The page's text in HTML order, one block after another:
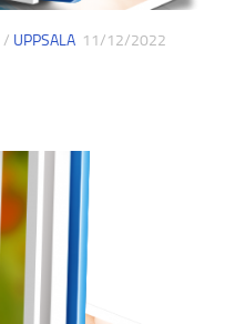
/ UPPSALA 11/12/2022